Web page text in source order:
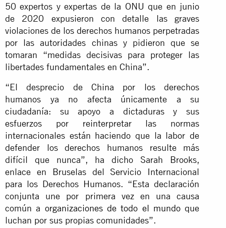
50 expertos y expertas de la ONU que en junio
de 2020 expusieron con detalle las graves
violaciones de los derechos humanos perpetradas
por las autoridades chinas y pidieron que se
tomaran “medidas decisivas para proteger las
libertades fundamentales en China”.
“El desprecio de China por los derechos
humanos ya no afecta únicamente a su
ciudadanía: su apoyo a dictaduras y sus
esfuerzos por reinterpretar las normas
internacionales están haciendo que la labor de
defender los derechos humanos resulte más
difícil que nunca”, ha dicho Sarah Brooks,
enlace en Bruselas del Servicio Internacional
para los Derechos Humanos. “Esta declaración
conjunta une por primera vez en una causa
común a organizaciones de todo el mundoque
luchan por sus propias comunidades”.